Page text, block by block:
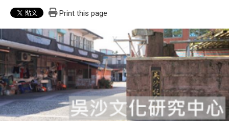
Print this page